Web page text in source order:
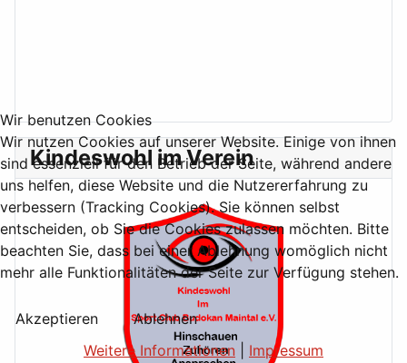
Kindeswohl im Verein
Wir benutzen Cookies
Wir nutzen Cookies auf unserer Website. Einige von ihnen
sind essenziell für den Betrieb der Seite, während andere
uns helfen, diese Website und die Nutzererfahrung zu
verbessern (Tracking Cookies). Sie können selbst
entscheiden, ob Sie die Cookies zulassen möchten. Bitte
beachten Sie, dass bei einer Ablehnung womöglich nicht
mehr alle Funktionalitäten der Seite zur Verfügung stehen.
Akzeptieren
Ablehnen
Weitere Informationen
Impressum